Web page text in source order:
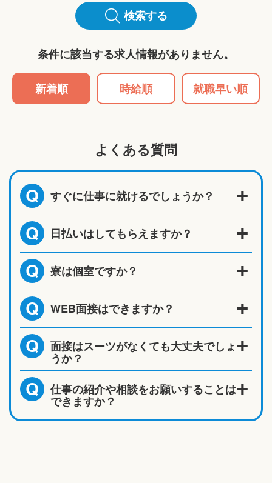
検索する
条件に該当する求人情報がありません。
新着順 時給順 就職早い順
よくある質問
Q すぐに仕事に就けるでしょうか？
Q 日払いはしてもらえますか？
Q 寮は個室ですか？
Q WEB面接はできますか？
Q 面接はスーツがなくても大丈夫でしょ
うか？
Q 仕事の紹介や相談をお願いすることは
できますか？